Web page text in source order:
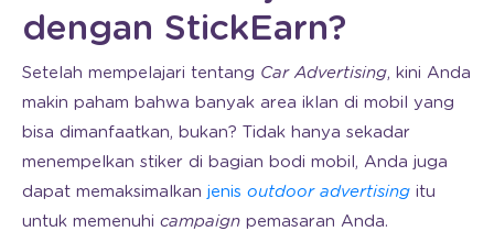
dengan StickEarn?
Setelah mempelajari tentang Car Advertising, kini Anda
makin paham bahwa banyak area iklan di mobil yang
bisa dimanfaatkan, bukan? Tidak hanya sekadar
menempelkan stiker di bagian bodi mobil, Anda juga
dapat memaksimalkan jenis outdoor advertising itu
untuk memenuhi campaign pemasaran Anda.